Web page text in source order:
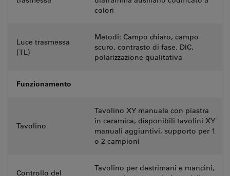
colori
Luce trasmessa
(TL)
Metodi: Campo chiaro, campo
scuro, contrasto di fase, DIC,
polarizzazione qualitativa
Funzionamento
Tavolino
Tavolino XY manuale con piastra
in ceramica, disponibili tavolini XY
manuali aggiuntivi, supporto per 1
o 2 campioni
Controllo del
Tavolino per destrimani e mancini,